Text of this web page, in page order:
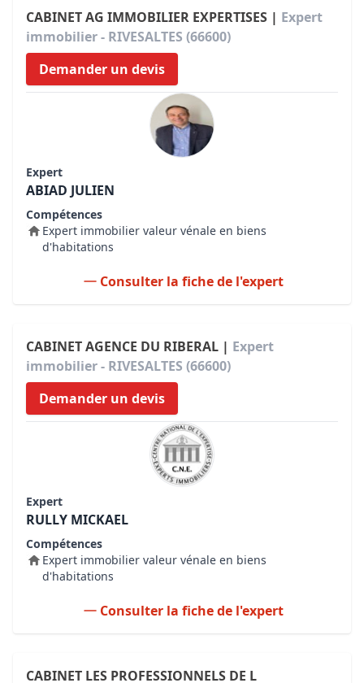
CABINET AG IMMOBILIER EXPERTISES | Expert
immobilier - RIVESALTES (66600)
Demander un devis
Expert
ABIAD JULIEN
Compétences
Expert immobilier valeur vénale en biens
d'habitations
Consulter la fiche de l'expert
CABINET AGENCE DU RIBERAL | Expert
immobilier - RIVESALTES (66600)
Demander un devis
Expert
RULLY MICKAEL
Compétences
Expert immobilier valeur vénale en biens
d'habitations
Consulter la fiche de l'expert
CABINET LES PROFESSIONNELS DE L